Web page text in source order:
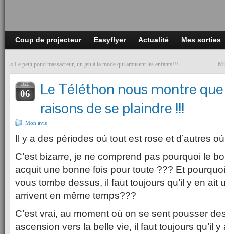
Coup de projecteur Easyflyer Actualité Mes sorties
« Le petit pond massacreur, un jeu à la mode qui amusent les enfants!!!
DÉC
06
Le Téléthon nous montre que
raisons de se plaindre !!!
Mon avis
Il y a des périodes où tout est rose et d’autres
C’est bizarre, je ne comprend pas pourquoi le
acquit une bonne fois pour toute ??? Et
vous tombe dessus, il faut toujours qu’il y en ait
arrivent en même temps???
C’est vrai, au moment où on se sent pousser
ascension vers la belle vie, il faut toujours qu’il